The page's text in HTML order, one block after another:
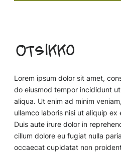
Otsikko
Lorem ipsum dolor sit amet,
do eiusmod tempor incididunt
aliqua. Ut enim ad minim
ullamco laboris nisi ut aliquip
Duis aute irure dolor in
cillum dolore eu fugiat nulla
occaecat cupidatat non